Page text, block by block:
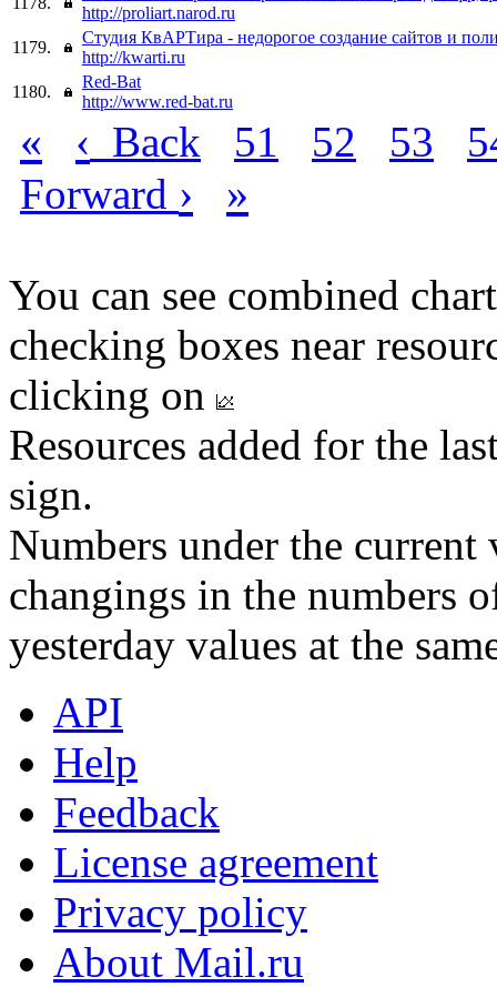
http://proliart.narod.ru
1179.
Студия КвАРТира - недорогое создание сайтов и
http://kwarti.ru
1180.
Red-Bat
http://www.red-bat.ru
« ‹ Back 51 52 53
Forward › »
You can see combined
checking boxes near
clicking on
Resources added for the
sign.
Numbers under the
changings in the numbers
yesterday values at the
API
Help
Feedback
License agreement
Privacy policy
About Mail.ru